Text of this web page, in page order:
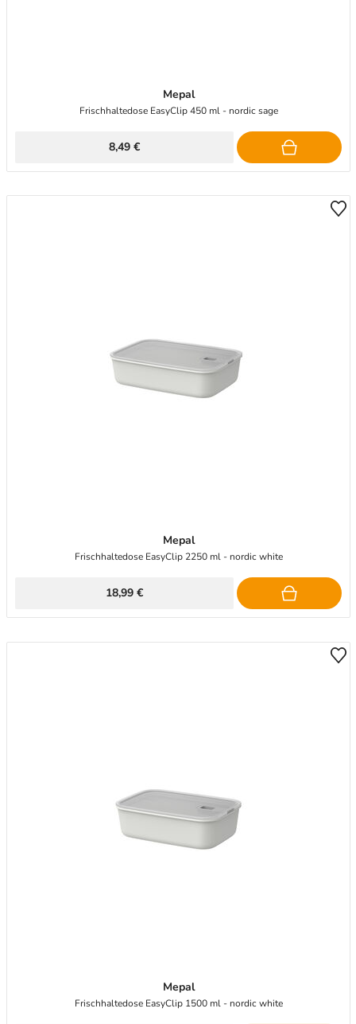
Mepal
Frischhaltedose EasyClip 450 ml - nordic sage
8,49 €
Mepal
Frischhaltedose EasyClip 2250 ml - nordic white
18,99 €
Mepal
Frischhaltedose EasyClip 1500 ml - nordic white